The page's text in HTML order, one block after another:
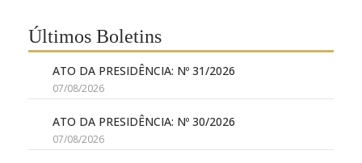
Últimos Boletins
ATO DA PRESIDÊNCIA: Nº 31/2026
07/08/2026
ATO DA PRESIDÊNCIA: Nº 30/2026
07/08/2026